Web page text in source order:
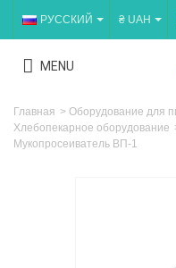
РУССКИЙ ₴ UAH
MENU
Главная > Оборудование для
Хлебопекарное оборудование
Мукопросеиватель ВП-1